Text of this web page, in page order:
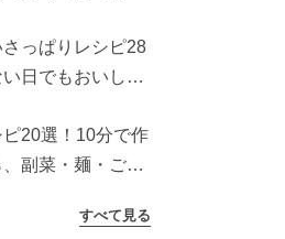
っぱりレシピ28
日でもおいしい
20選！10分で作
副菜・麺・ごは
すべて見る